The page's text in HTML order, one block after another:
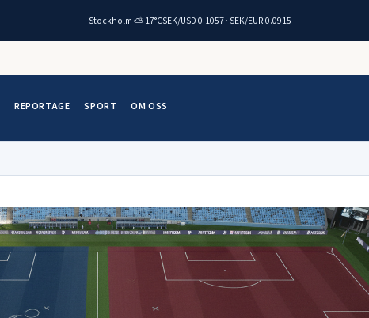
Stockholm ⛅ 17°CSEK/USD 0.1057 · SEK/EUR 0.0915
REPORTAGE SPORT OM OSS